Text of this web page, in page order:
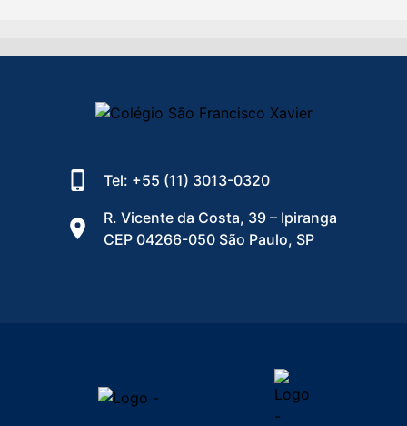
Tel: +55 (11) 3013-0320
R. Vicente da Costa, 39 – Ipiranga
CEP 04266-050 São Paulo, SP